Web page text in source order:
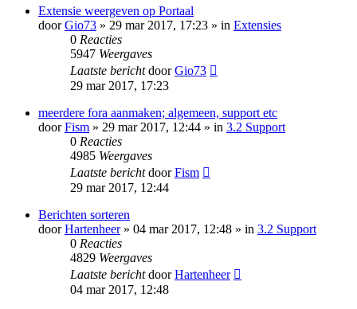
Extensie weergeven op Portaal
doorGio73 » 29 mar 2017, 17:23 » in Extensies
0 Reacties
5947 Weergaves
Laatste berichtdoorGio73
29 mar 2017, 17:23
meerdere fora aanmaken; algemeen, support etc
doorFism » 29 mar 2017, 12:44 » in 3.2 Support
0 Reacties
4985 Weergaves
Laatste berichtdoorFism
29 mar 2017, 12:44
Berichten sorteren
doorHartenheer» 04 mar 2017, 12:48 » in 3.2 Support
0 Reacties
4829 Weergaves
Laatste berichtdoorHartenheer
04 mar 2017, 12:48